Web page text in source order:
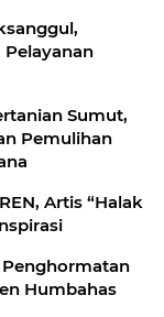
Sumut,
Pemulihan
Artis “Halak
Penghormatan
Humbahas